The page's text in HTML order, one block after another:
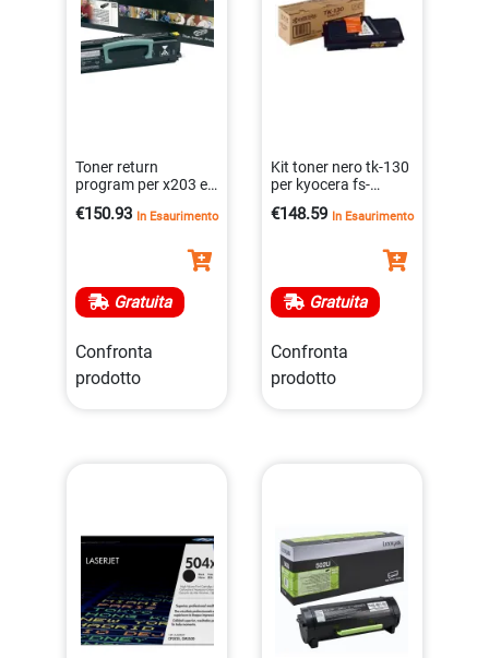
Toner return
program per x203 e
0734646318020
€150.93 In Esaurimento
Gratuita
Confronta
prodotto
Kit toner nero tk-130
per kyocera fs-
7.200 pagine a4
€148.59 In Esaurimento
Gratuita
Confronta
prodotto